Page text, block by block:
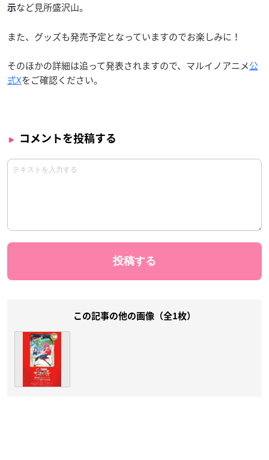
示など見所盛沢山。
また、グッズも発売予定となっていますのでお楽しみに！
そのほかの詳細は追って発表されますので、マルイノアニメ公
式Xをご確認ください。
コメントを投稿する
この記事の他の画像（全1枚）